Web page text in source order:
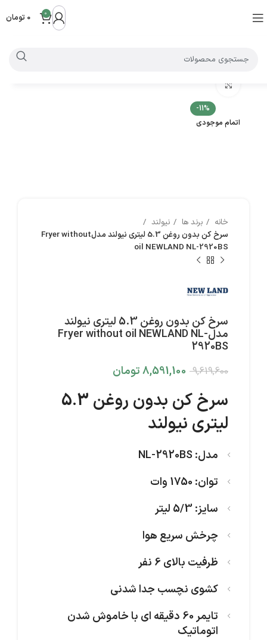
0
0 تومان
-11%
اتمام موجودی
خانه برند ها
نیولند
سرخ کن بدون روغن 5.3 لیتری نیولند مدلFryer without
oil NEWLAND NL-2920BS
سرخ کن بدون روغن 5.3 لیتری نیولند
مدلFryer without oil NEWLAND NL-
2920BS
9,619,600
8,591,100تومان
سرخ کن بدون روغن 5.3
لیتری نیولند
مدل: NL-2920BS
توان: 1750 وات
سایز: 5/3 لیتر
چرخش سریع هوا
ظرفیت بالای 6 نفر
کشوی نچسب جدا شدنی
تایمر 60 دقیقه ای با خاموش شدن
اتوماتیک